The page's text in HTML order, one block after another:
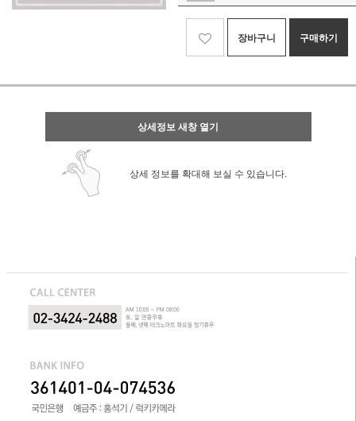
장바구니 구매하기
상세정보 새창 열기
상세 정보를 확대해 보실 수 있습니다.